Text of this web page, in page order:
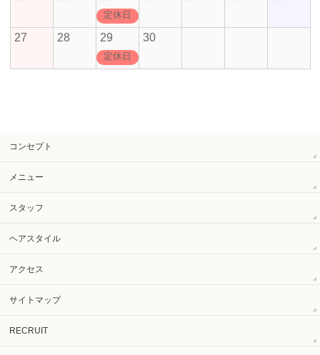
定休日
27 28 29
定休日
30
コンセプト
メニュー
スタッフ
ヘアスタイル
アクセス
サイトマップ
RECRUIT